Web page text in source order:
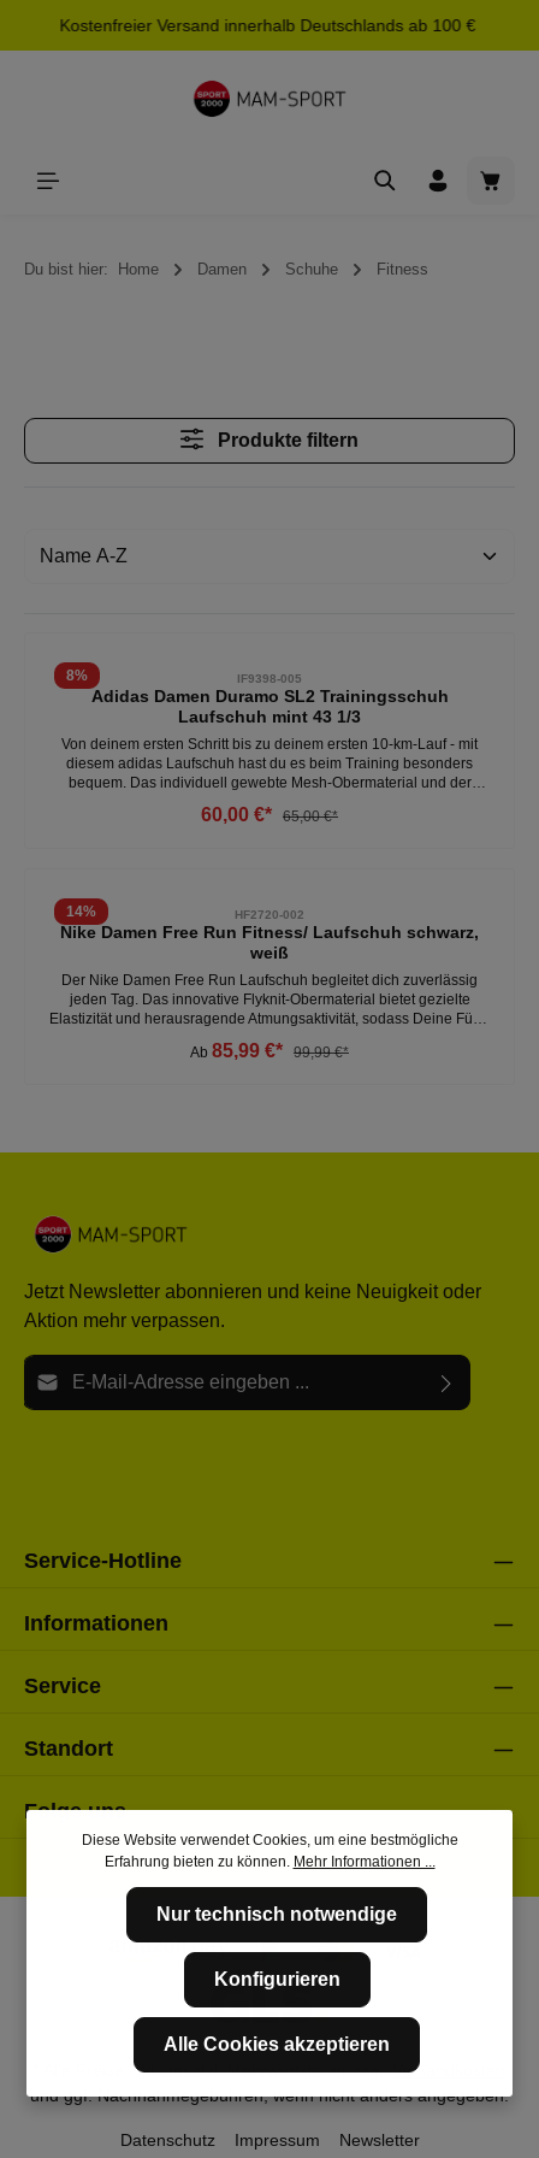
springen
Kostenfreier Versand innerhalb Deutschlands ab 100 €
Du bist hier: Home Damen Schuhe Fitness
Produkte filtern
8% IF9398-005
Adidas Damen Duramo SL2 Trainingsschuh
Laufschuh mint 43 1/3
Von deinem ersten Schritt bis zu deinem ersten 10-km-Lauf - mit
diesem adidas Laufschuh hast du es beim Training besonders
bequem. Das individuell gewebte Mesh-Obermaterial und der
optimalen Halt, während die leichte LIGHTMOTION Zwischensohle
60,00 €* 65,00 €*
14% HF2720-002
Nike Damen Free Run Fitness/ Laufschuh schwarz,
weiß
Der Nike Damen Free Run Laufschuh begleitet dich zuverlässig
jeden Tag. Das innovative Flyknit-Obermaterial bietet gezielte
Elastizität und herausragende Atmungsaktivität, sodass Deine Füße
passt sich dynamisch Deinen Schritten an und fördert ein natürliches
maximale Dämpfung- optimale Bewegungsfreiheit - langanhaltender
Ab 85,99 €* 99,99 €*
Jetzt Newsletter abonnieren und keine Neuigkeit oder
Aktion mehr verpassen.
E-Mail-Adresse*
Service-Hotline
Informationen
Service
Standort
Folge uns
* Alle Preise inkl. gesetzl. Mehrwertsteuer zzgl.Versandkosten
und ggf. Nachnahmegebühren, wenn nicht anders angegeben.
Datenschutz Impressum Newsletter
Diese Website verwendet Cookies, um eine bestmögliche
Erfahrung bieten zu können. Mehr Informationen ...
Nur technisch notwendige
Konfigurieren
Alle Cookies akzeptieren